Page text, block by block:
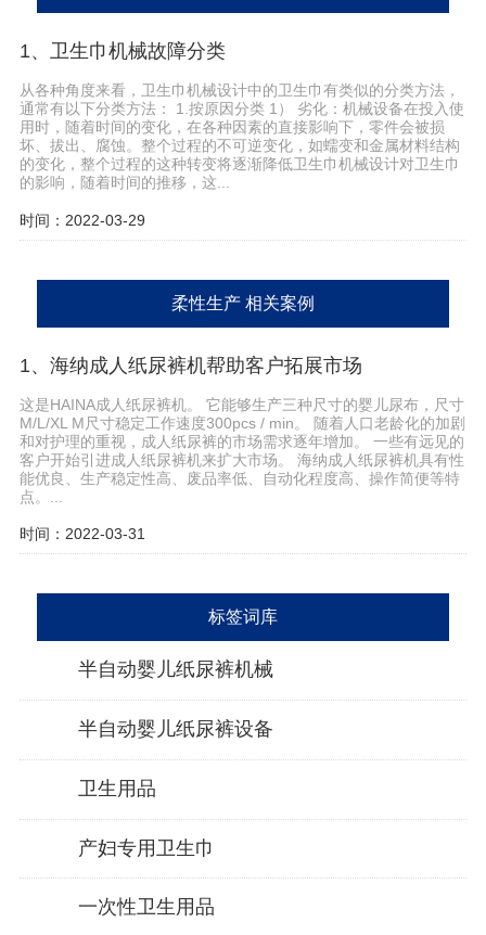
1、卫生巾机械故障分类
从各种角度来看，卫生巾机械设计中的卫生巾有类似的分类方法，
通常有以下分类方法： 1.按原因分类 1） 劣化：机械设备在投入使
用时，随着时间的变化，在各种因素的直接影响下，零件会被损
坏、拔出、腐蚀。整个过程的不可逆变化，如蠕变和金属材料结构
的变化，整个过程的这种转变将逐渐降低卫生巾机械设计对卫生巾
的影响，随着时间的推移，这...
时间：2022-03-29
柔性生产 相关案例
1、海纳成人纸尿裤机帮助客户拓展市场
这是HAINA成人纸尿裤机。 它能够生产三种尺寸的婴儿尿布，尺寸
M/L/XL M尺寸稳定工作速度300pcs / min。 随着人口老龄化的加剧
和对护理的重视，成人纸尿裤的市场需求逐年增加。 一些有远见的
客户开始引进成人纸尿裤机来扩大市场。 海纳成人纸尿裤机具有性
能优良、生产稳定性高、废品率低、自动化程度高、操作简便等特
点。...
时间：2022-03-31
标签词库
半自动婴儿纸尿裤机械
半自动婴儿纸尿裤设备
卫生用品
产妇专用卫生巾
一次性卫生用品